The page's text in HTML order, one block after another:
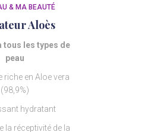
& MA BEAUTÉ
Aloès
tous les types de
peau
riche en Aloe vera
(98,9%)
hydratant
la réceptivité de la